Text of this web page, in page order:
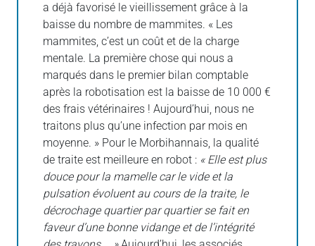
a déjà favorisé le vieillissement grâce à la
baisse du nombre de mammites. « Les
mammites, c’est un coût et de la charge
mentale. La première chose qui nous a
marqués dans le premier bilan comptable
après la robotisation est la baisse de 10 000 €
des frais vétérinaires ! Aujourd’hui, nous ne
traitons plus qu’une infection par mois en
moyenne. » Pour le Morbihannais, la qualité
de traite est meilleure en robot : « Elle est plus
douce pour la mamelle car le vide et la
pulsation évoluent au cours de la traite, le
décrochage quartier par quartier se fait en
faveur d’une bonne vidange et de l’intégrité